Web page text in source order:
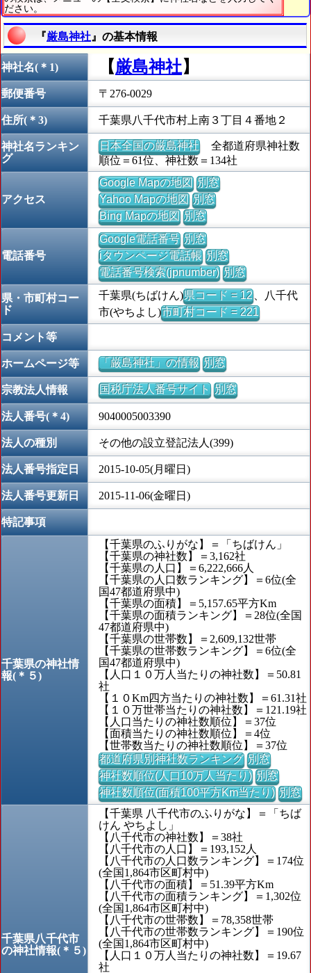
ださい。
『厳島神社 』の基本情報
神社名(＊1) 【厳島神社】
郵便番号 〒276-0029
住所(＊3) 千葉県八千代市村上南３丁目４番地２
神社名ランキン
グ
日本全国の厳島神社全都道府県神社数
順位＝61位、神社数＝134社
アクセス
Google Mapの地図 別窓
Yahoo Mapの地図 別窓
Bing Mapの地図 別窓
電話番号
Google電話番号 別窓
iタウンページ電話帳 別窓
電話番号検索(jpnumber) 別窓
県・市町村コー
ド
千葉県(ちばけん)県コード = 12、八千代
市(やちよし)市町村コード = 221
コメント等
ホームページ等 「厳島神社」の情報 別窓
宗教法人情報 国税庁法人番号サイト 別窓
法人番号(＊4) 9040005003390
法人の種別 その他の設立登記法人(399)
法人番号指定日 2015-10-05(月曜日)
法人番号更新日 2015-11-06(金曜日)
特記事項
千葉県の神社情
報(＊５)
【千葉県のふりがな】＝「ちばけん」
【千葉県の神社数】＝3,162社
【千葉県の人口】＝6,222,666人
【千葉県の人口数ランキング】＝6位(全
国47都道府県中)
【千葉県の面積】＝5,157.65平方Km
【千葉県の面積ランキング】＝28位(全国
47都道府県中)
【千葉県の世帯数】＝2,609,132世帯
【千葉県の世帯数ランキング】＝6位(全
国47都道府県中)
【人口１０万人当たりの神社数】＝50.81
社
【１０Km四方当たりの神社数】＝61.31社
【１０万世帯当たりの神社数】＝121.19社
【人口当たりの神社数順位】＝37位
【面積当たりの神社数順位】＝4位
【世帯数当たりの神社数順位】＝37位
都道府県別神社数ランキング 別窓
神社数順位(人口10万人当たり) 別窓
神社数順位(面積100平方Km当たり) 別窓
千葉県八千代市
の神社情報(＊５)
【千葉県 八千代市のふりがな】＝「ちば
けん やちよし」
【八千代市の神社数】＝38社
【八千代市の人口】＝193,152人
【八千代市の人口数ランキング】＝174位
(全国1,864市区町村中)
【八千代市の面積】＝51.39平方Km
【八千代市の面積ランキング】＝1,302位
(全国1,864市区町村中)
【八千代市の世帯数】＝78,358世帯
【八千代市の世帯数ランキング】＝190位
(全国1,864市区町村中)
【人口１０万人当たりの神社数】＝19.67
社